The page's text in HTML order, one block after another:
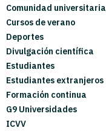
Comunidad universitaria
Cursos de verano
Deportes
Divulgación científica
Estudiantes
Estudiantes extranjeros
Formación continua
G9 Universidades
ICVV